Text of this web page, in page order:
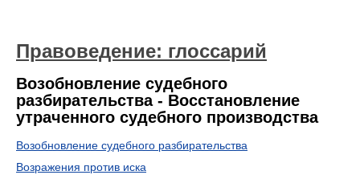
Правоведение: глоссарий
Возобновление судебного
разбирательства - Восстановление
утраченного судебного производства
Возобновление судебного разбирательства
Возражения против иска